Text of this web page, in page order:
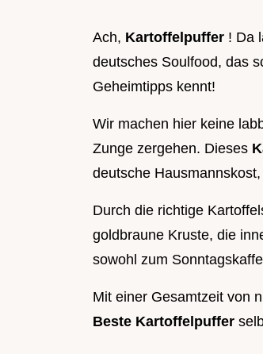
Ach, Kartoffelpuffer ! Da
deutsches Soulfood, das
Geheimtipps kennt!
Wir machen hier keine
Zunge zergehen. Dieses
deutsche
Durch die richtige
goldbraune Kruste, die
sowohl zum
Mit einer Gesamtzeit von
Beste Kartoffelpuffer